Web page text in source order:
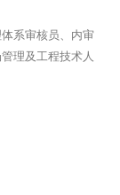
系审核员、内审
理及工程技术人